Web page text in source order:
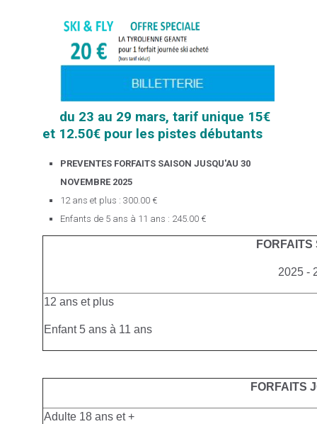
du 23 au 29 mars, tarif unique 15€
et 12.50€ pour les pistes débutants
PREVENTES FORFAITS SAISON JUSQU'AU 30
NOVEMBRE 2025
12 ans et plus : 300.00 €
Enfants de 5 ans à 11 ans : 245.00 €
FORFAITS
2025 -
12 ans et plus
Enfant 5 ans à 11 ans
FORFAITS
Adulte 18 ans et +